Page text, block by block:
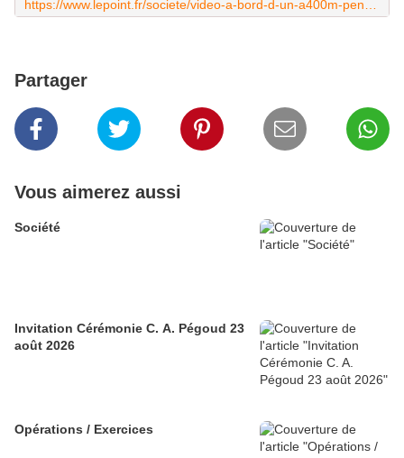
Partager
Vous aimerez aussi
Société
Invitation Cérémonie C. A. Pégoud 23
août 2026
Opérations / Exercices